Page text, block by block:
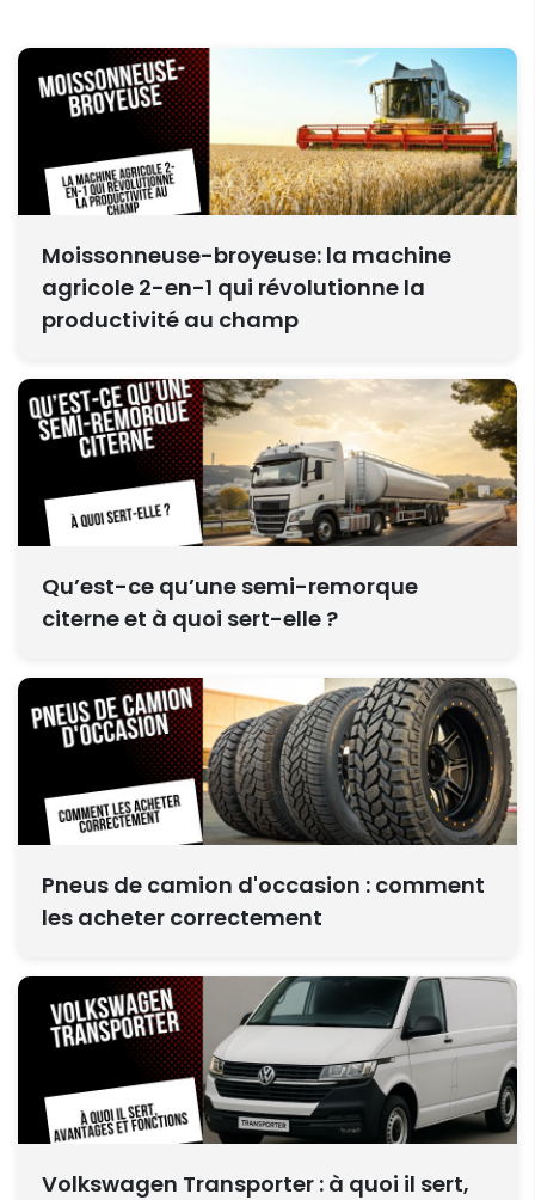
Moissonneuse-broyeuse: la machine
agricole 2-en-1 qui révolutionne la
productivité au champ
Qu’est-ce qu’une semi-remorque
citerne et à quoi sert-elle ?
Pneus de camion d'occasion : comment
les acheter correctement
Volkswagen Transporter : à quoi il sert,